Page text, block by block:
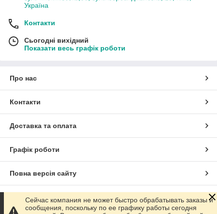
Україна
Контакти
Сьогодні вихідний
Показати весь графік роботи
Про нас
Контакти
Доставка та оплата
Графік роботи
Повна версія сайту
Сайт створено на маркетплейсі Prom.ua
Сейчас компания не может быстро обрабатывать заказы и
сообщения, поскольку по ее графику работы сегодня